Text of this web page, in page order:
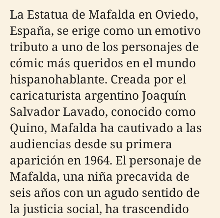
La Estatua de Mafalda en Oviedo,
España, se erige como un emotivo
tributo a uno de los personajes de
cómic más queridos en el mundo
hispanohablante. Creada por el
caricaturista argentino Joaquín
Salvador Lavado, conocido como
Quino, Mafalda ha cautivado a las
audiencias desde su primera
aparición en 1964. El personaje de
Mafalda, una niña precavida de
seis años con un agudo sentido de
la justicia social, ha trascendido